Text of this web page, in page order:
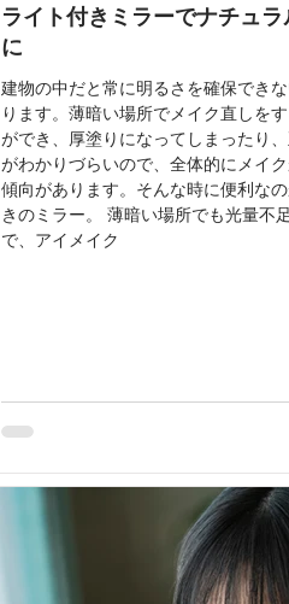
ライト付きミラーでナチュラ
に
建物の中だと常に明るさを確保できな
ります。薄暗い場所でメイク直しをす
ができ、厚塗りになってしまったり、
がわかりづらいので、全体的にメイク
傾向があります。そんな時に便利なの
きのミラー。 薄暗い場所でも光量不
で、アイメイク